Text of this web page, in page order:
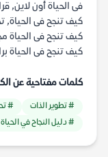
فى الحياة أون لاين,
كيف تنجح فى الحياة,
كيف تنجح فى الحياة
كيف تنجح فى الحياة
كلمات مفتاحية عن
# تطوير الذات #
# دليل النجاح في الحياة